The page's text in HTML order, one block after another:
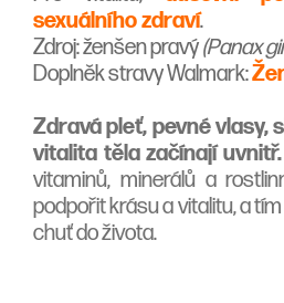
sexuálního zdraví.
Zdroj: ženšen pravý(Panax
Doplněk stravy Walmark:Ž
Zdravá pleť, pevné vlasy,
vitalita těla začínají uvnitř.
vitaminů, minerálů a
podpořit krásu a vitalitu, a
chuť do života.